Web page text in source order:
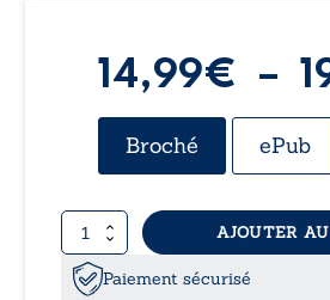
14,99€ –
Broché ePub
quantité
de
Evelyn
AJOUTER
Paiement sécurisé